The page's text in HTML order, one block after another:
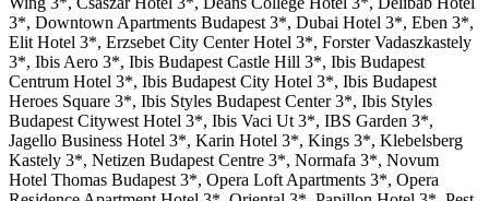
3*, Downtown Apartments Budapest 3*, Dubai Hotel 3*, Eben 3*,
Elit Hotel 3*, Erzsebet City Center Hotel 3*, Forster Vadaszkastely
3*, Ibis Aero 3*, Ibis Budapest Castle Hill 3*, Ibis Budapest
Centrum Hotel 3*, Ibis Budapest City Hotel 3*, Ibis Budapest
Heroes Square 3*, Ibis Styles Budapest Center 3*, Ibis Styles
Budapest Citywest Hotel 3*, Ibis Vaci Ut 3*, IBS Garden 3*,
Jagello Business Hotel 3*, Karin Hotel 3*, Kings 3*, Klebelsberg
Kastely 3*, Netizen Budapest Centre 3*, Normafa 3*, Novum
Hotel Thomas Budapest 3*, Opera Loft Apartments 3*, Opera